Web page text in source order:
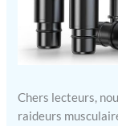
Chers lecteurs,
raideurs